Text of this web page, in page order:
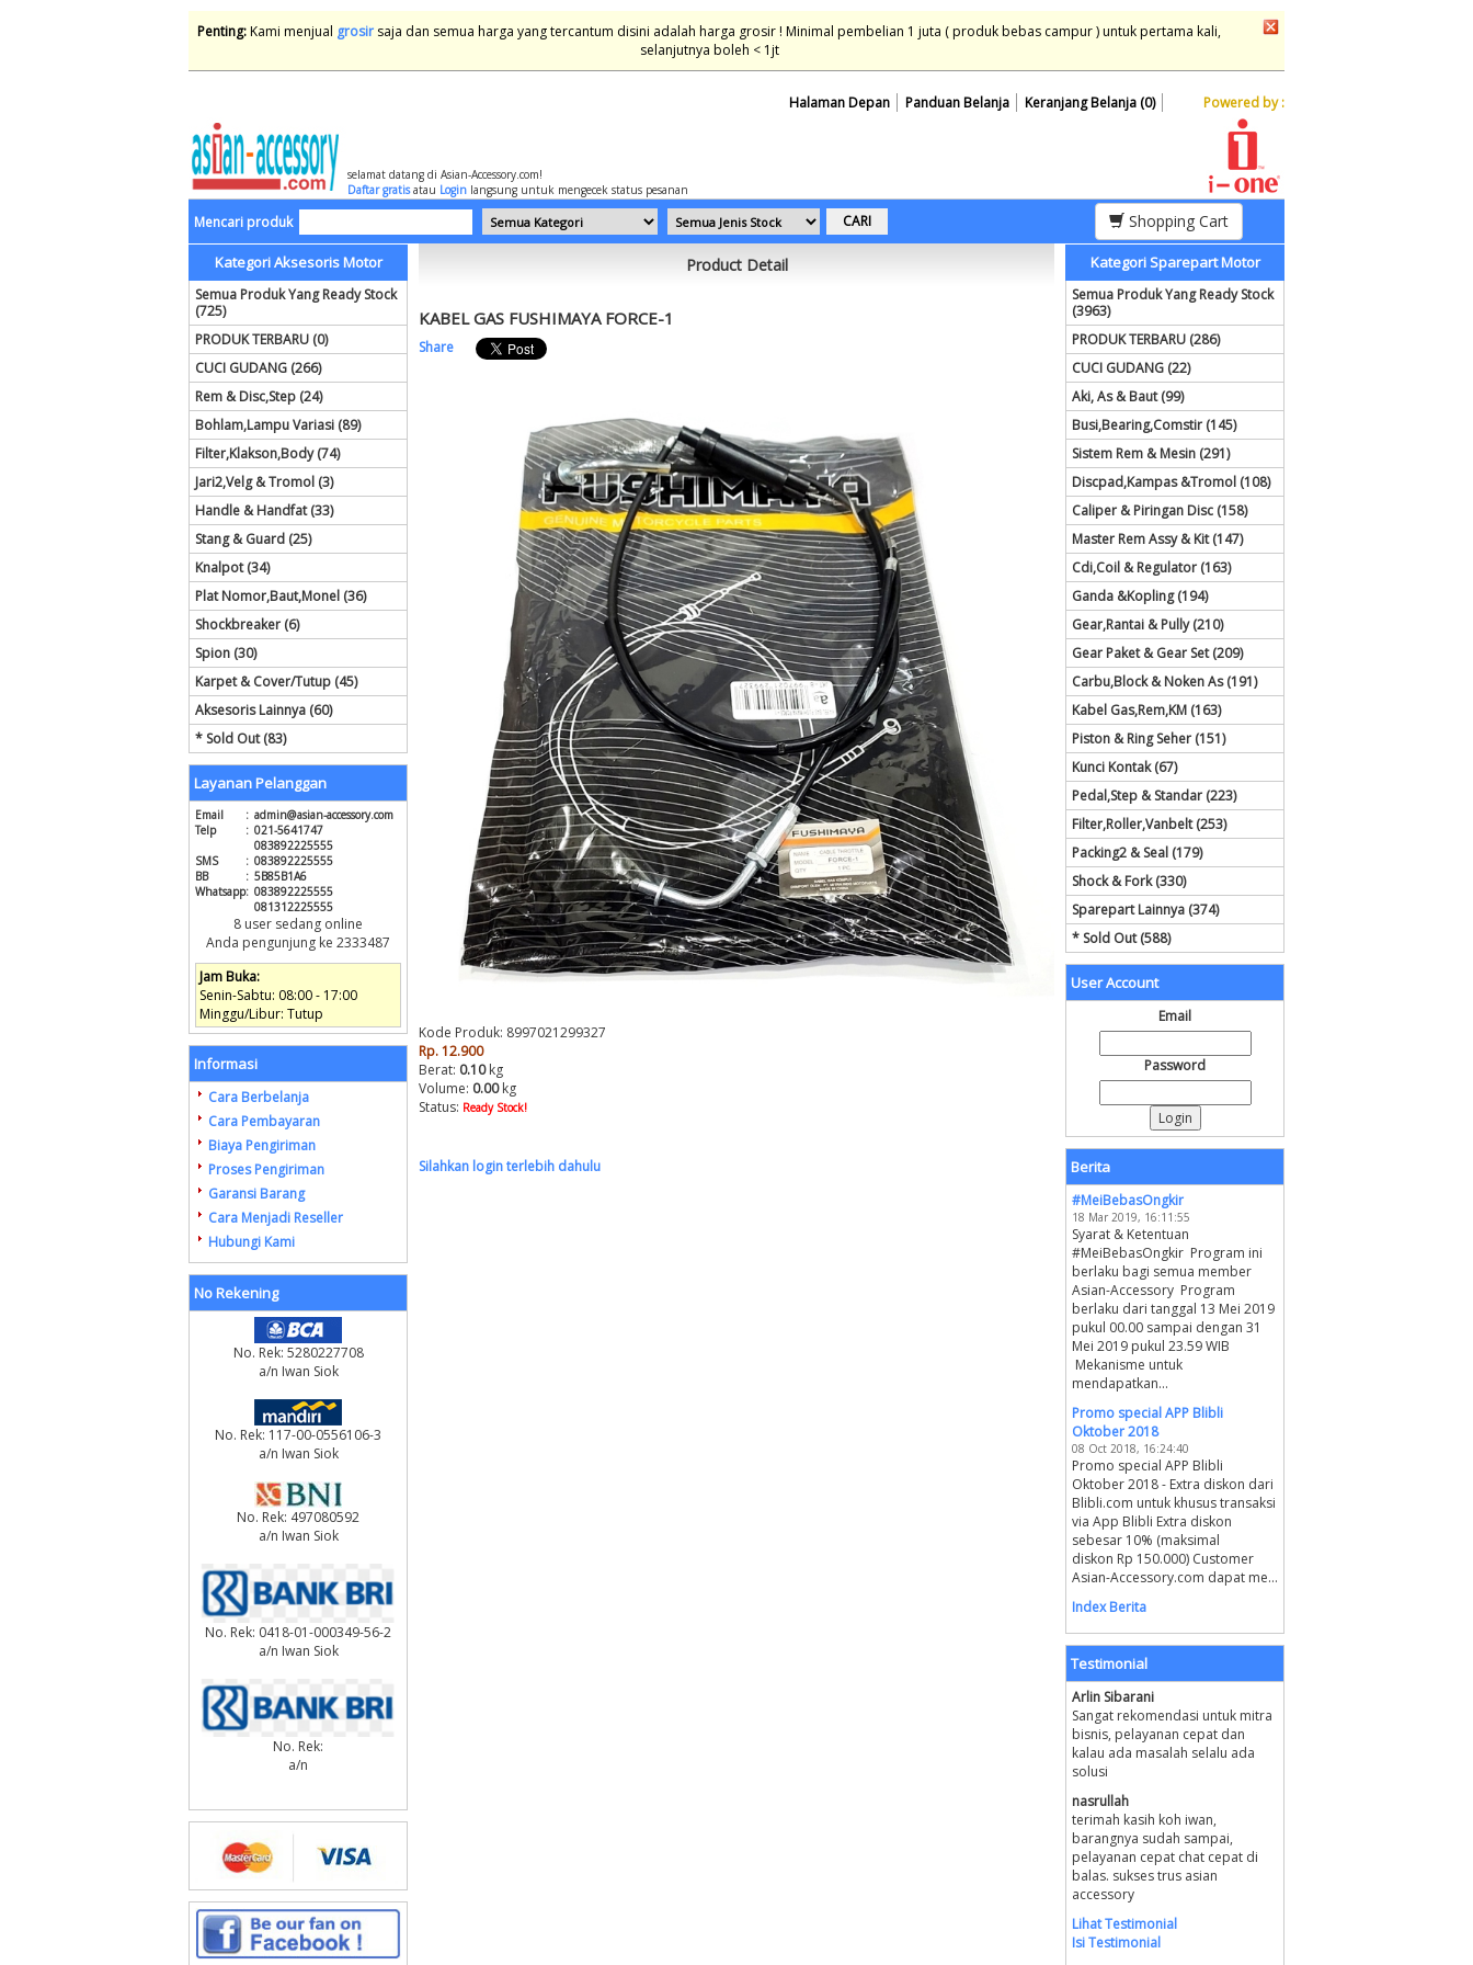
Penting:Kami menjual grosir saja dan semua harga yang tercantum disini adalah harga grosir ! Minimal pembelian 1 juta ( produk bebas campur ) untuk pertama kali,
selanjutnya boleh < 1jt
Keranjang Belanja (0)
Panduan Belanja
Halaman Depan Powered by :
selamat datang di Asian-Accessory.com!
Daftar gratisatau Login langsung untuk mengecek status pesanan
Mencari produk Shopping Cart
Kategori Aksesoris Motor
Semua Produk Yang Ready Stock
(725)
PRODUK TERBARU (0)
CUCI GUDANG (266)
Rem & Disc,Step (24)
Bohlam,Lampu Variasi (89)
Filter,Klakson,Body (74)
Jari2,Velg & Tromol (3)
Handle & Handfat (33)
Stang & Guard (25)
Knalpot (34)
Plat Nomor,Baut,Monel (36)
Shockbreaker (6)
Spion (30)
Karpet & Cover/Tutup (45)
Aksesoris Lainnya (60)
* Sold Out (83)
Layanan Pelanggan
Email : admin@asian-accessory.com
Telp
: 021-5641747
083892225555
SMS
: 083892225555
BB
: 5B85B1A6
Whatsapp: 083892225555
081312225555
8 user sedang online
Anda pengunjung ke 2333487
Jam Buka:
Senin-Sabtu: 08:00 - 17:00
Minggu/Libur: Tutup
Informasi
Cara Berbelanja
Cara Pembayaran
Biaya Pengiriman
Proses Pengiriman
Garansi Barang
Cara Menjadi Reseller
Hubungi Kami
No Rekening
No. Rek: 5280227708
a/n Iwan Siok
No. Rek: 117-00-0556106-3
a/n Iwan Siok
No. Rek: 497080592
a/n Iwan Siok
No. Rek: 0418-01-000349-56-2
a/n Iwan Siok
No. Rek:
a/n
Product Detail
KABEL GAS FUSHIMAYA FORCE-1
Share
Kode Produk: 8997021299327
Rp. 12.900
Berat: 0.10kg
Volume: 0.00kg
Status: Ready Stock!
Silahkan login terlebih dahulu
Kategori Sparepart Motor
Semua Produk Yang Ready Stock
(3963)
PRODUK TERBARU (286)
CUCI GUDANG (22)
Aki, As & Baut (99)
Busi,Bearing,Comstir (145)
Sistem Rem & Mesin (291)
Discpad,Kampas &Tromol (108)
Caliper & Piringan Disc (158)
Master Rem Assy & Kit (147)
Cdi,Coil & Regulator (163)
Ganda &Kopling (194)
Gear,Rantai & Pully (210)
Gear Paket & Gear Set (209)
Carbu,Block & Noken As (191)
Kabel Gas,Rem,KM (163)
Piston & Ring Seher (151)
Kunci Kontak (67)
Pedal,Step & Standar (223)
Filter,Roller,Vanbelt (253)
Packing2 & Seal (179)
Shock & Fork (330)
Sparepart Lainnya (374)
* Sold Out (588)
User Account
Email
Password
Berita
#MeiBebasOngkir
18 Mar 2019, 16:11:55
Syarat & Ketentuan
#MeiBebasOngkir Program ini
berlaku bagi semua member
Asian-Accessory Program
berlaku dari tanggal 13 Mei 2019
pukul 00.00 sampai dengan 31
Mei 2019 pukul 23.59 WIB
Mekanisme untuk
mendapatkan...
Promo special APP Blibli
Oktober 2018
08 Oct 2018, 16:24:40
Promo special APP Blibli
Oktober 2018 - Extra diskon dari
Blibli.com untuk khusus transaksi
via App Blibli Extra diskon
sebesar 10% (maksimal
diskon Rp 150.000) Customer
Asian-Accessory.com dapat me...
Index Berita
Testimonial
Arlin Sibarani
Sangat rekomendasi untuk mitra
bisnis, pelayanan cepat dan
kalau ada masalah selalu ada
solusi
nasrullah
terimah kasih koh iwan,
barangnya sudah sampai,
pelayanan cepat chat cepat di
balas. sukses trus asian
accessory
Lihat Testimonial
Isi Testimonial